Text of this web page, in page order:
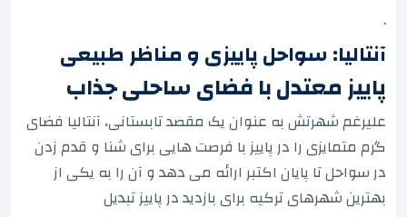
.
آنتالیا: سواحل پاییزی و مناظر طبیعی
پاییز معتدل با فضای ساحلی جذاب
علیرغم شهرتش به عنوان یک مقصد تابستانی، آنتالیا فضای
گرم متمایزی را در پاییز با فرصت هایی برای شنا و قدم زدن
در سواحل تا پایان اکتبر ارائه می دهد و آن را به یکی از
بهترین شهرهای ترکیه برای بازدید در پاییز تبدیل